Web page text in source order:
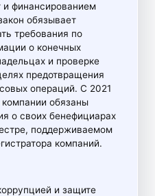
финансированием
обязывает
требования по
о конечных
и проверке
предотвращения
операций. С 2021
компании обязаны
о своих бенефициарах
поддерживаемом
компаний.
и защите